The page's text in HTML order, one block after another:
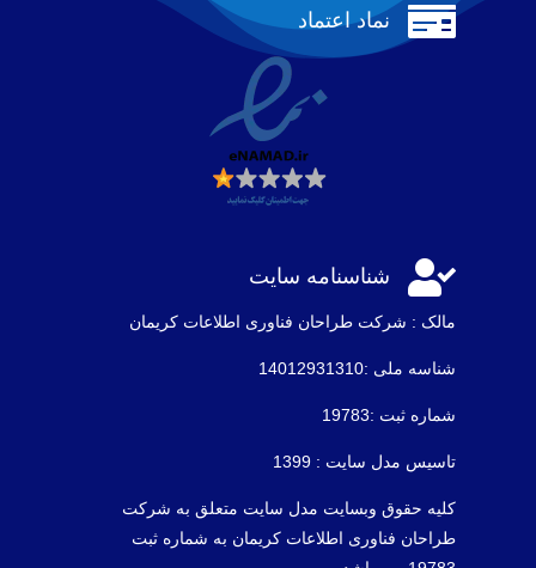
 نماد اعتماد
 شناسنامه سایت
مالک : شرکت طراحان فناوری اطلاعات كريمان
شناسه ملی :14012931310
شماره ثبت :19783
تاسیس مدل سایت : 1399
کلیه حقوق وبسایت مدل سایت متعلق به شرکت
طراحان فناوری اطلاعات کریمان به شماره ثبت